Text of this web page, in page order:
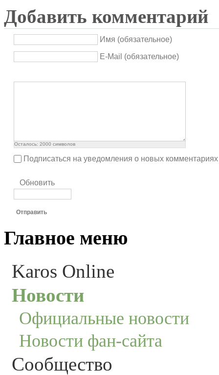
Добавить комментарий
Имя (обязательное)
E-Mail (обязательное)
Осталось: 2000 символов
Подписаться на уведомления о новых комментариях
Обновить
Отправить
Главное меню
Karos Online
Новости
Официальные новости
Новости фан-сайта
Сообщество